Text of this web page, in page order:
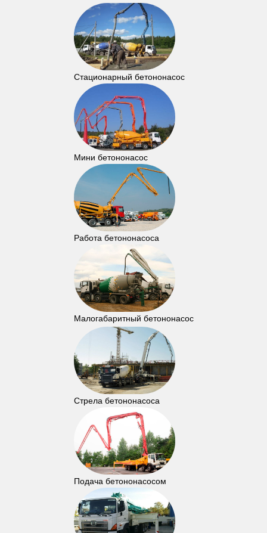
Стационарный бетононасос
Мини бетононасос
Работа бетононасоса
Малогабаритный бетононасос
Стрела бетононасоса
Подача бетононасосом